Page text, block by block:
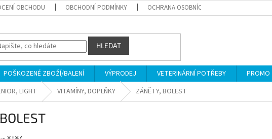
OBCHODU OBCHODNÍ PODMÍNKY OCHRANA OSOBNÍCH ÚDAJŮ
HLEDAT
POŠKOZENÉ ZBOŽÍ/BALENÍ VÝPRODEJ VETERINÁRNÍ POTŘEBY PROMO
LIGHT VITAMÍNY, DOPLŇKY ZÁNĚTY, BOLEST